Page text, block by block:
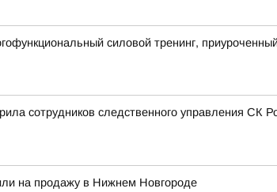
силовой тренинг,
сотрудников следственного управления СК
на продажу в Нижнем Новгороде